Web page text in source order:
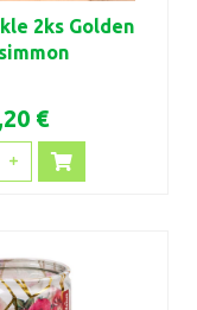
2ks Golden
€